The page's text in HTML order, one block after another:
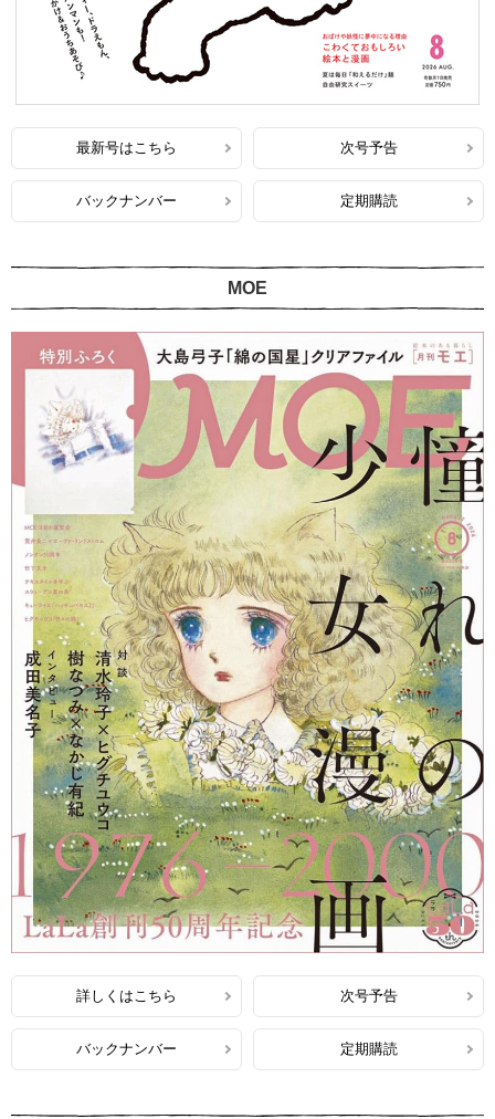
最新号はこちら 次号予告
バックナンバー 定期購読
MOE
詳しくはこちら 次号予告
バックナンバー 定期購読